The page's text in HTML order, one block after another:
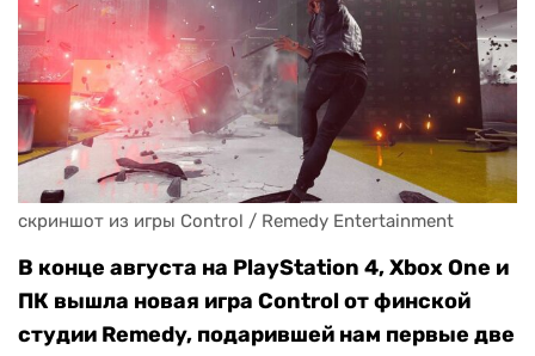
скриншот из игры Control / Remedy Entertainment
В конце августа на PlayStation 4, Xbox One и
ПК вышла новая игра Control от финской
студии Remedy, подарившей нам первые две